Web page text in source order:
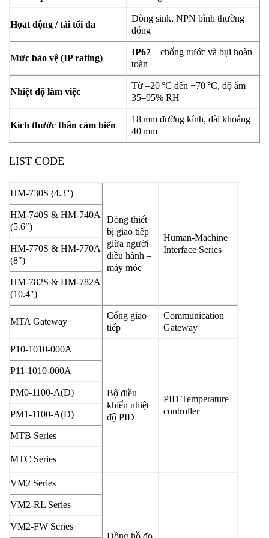
Họat động / tải tối đa
Dòng sink, NPN bình thường
đóng
Mức bảo vệ (IP rating)
IP67 – chống nước và bụi hoàn
toàn
Nhiệt độ làm việc
Từ –20 °C đến +70 °C, độ ẩm
35–95% RH
Kích thước thân cảm biến
18 mm đường kính, dài khoảng
40 mm
LIST CODE
HM-730S (4.3″)
Dòng thiết
bị giao tiếp
giữa người
điều hành –
máy móc
Human-Machine
Interface Series
HM-740S & HM-740A
(5.6″)
HM-770S & HM-770A
(8″)
HM-782S & HM-782A
(10.4″)
MTA Gateway
Cổng giao
tiếp
Communication
Gateway
P10-1010-000A
Bộ điều
khiển nhiệt
độ PID
PID Temperature
controller
P11-1010-000A
PM0-1100-A(D)
PM1-1100-A(D)
MTB Series
MTC Series
VM2 Series
VM2-RL Series
VM2-FW Series